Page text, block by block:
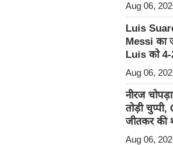
Aug 06,
Luis
Messi का
Luis को 4-
Aug 06,
नीरज
तोड़ी
जीतकर की
Aug 06,